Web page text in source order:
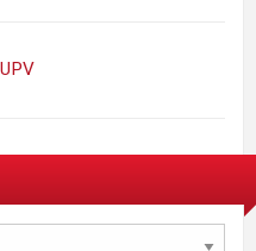
UPV